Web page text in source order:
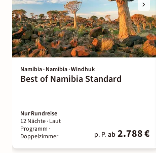
Namibia · Namibia · Windhuk
Best of Namibia Standard
Nur Rundreise
12 Nächte· Laut
Programm·
Doppelzimmer
p. P. ab 2.788 €